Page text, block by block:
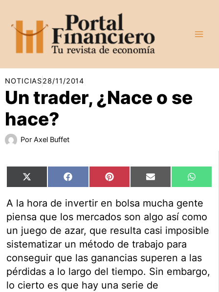
contenido
NOTICIAS28/11/2014
Un trader, ¿Nace o se
hace?
Por Axel Buffet
Compartir
en
X
(Twitter)
Compartir
en
Facebook Compartir
en
Pinterest Compartir
en
Email
en
A la hora de invertir en bolsa mucha gente
piensa que los mercados son algo así como
un juego de azar, que resulta casi imposible
sistematizar un método de trabajo para
conseguir que las ganancias superen a las
pérdidas a lo largo del tiempo. Sin embargo,
lo cierto es que hay una serie de